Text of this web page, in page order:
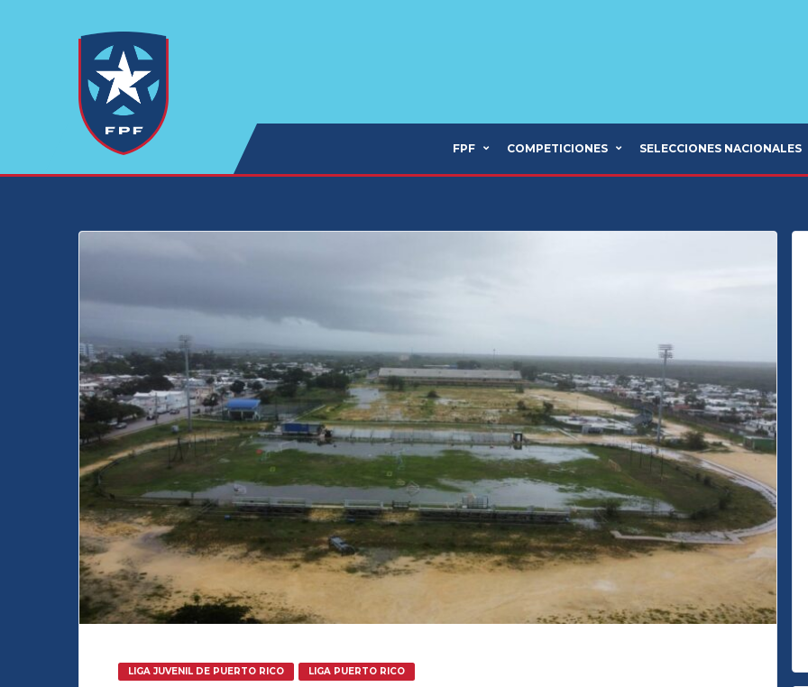
FPF COMPETICIONES SELECCIONES NACIONALES
LIGA JUVENIL DE PUERTO RICO LIGA PUERTO RICO